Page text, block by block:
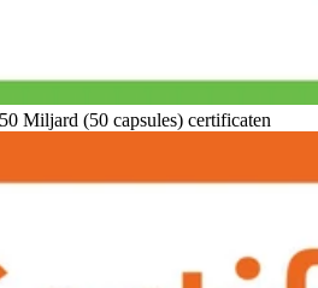
Miljard (50 capsules) certificaten